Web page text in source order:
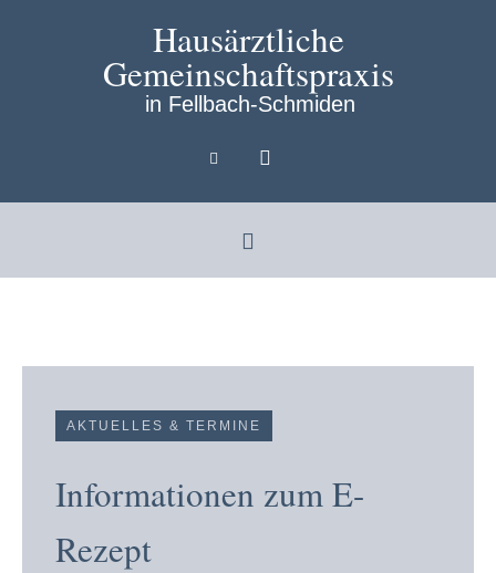
Hausärztliche
Gemeinschaftspraxis
in Fellbach-Schmiden
AKTUELLES & TERMINE
Informationen zum E-
Rezept